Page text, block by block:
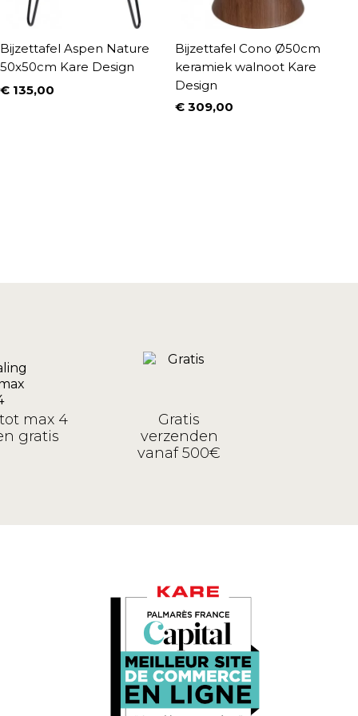
Bijzettafel Aspen Nature
50x50cm Kare Design
Prijs
€ 135,00
Bijzettafel Cono Ø50cm
keramiek walnoot Kare
Design
Prijs
€ 309,00
max 4
gratis
Gratis
verzenden
vanaf 500€